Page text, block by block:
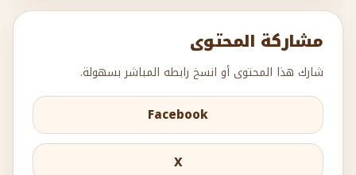
مشاركة المحتوى
شارك هذا المحتوى أو انسخ رابطه المباشر بسهولة.
Facebook
X